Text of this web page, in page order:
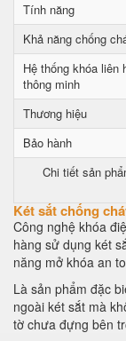
Tính năng
Khả năng chống
Hệ thống khóa liên
thông minh
Thương hiệu
Bảo hành
Chi tiết sản
Két sắt chống
Công nghệ khóa
hàng sử dụng két
năng mở khóa an
Là sản phẩm đặc
ngoài két sắt mà
tờ chưa đựng bên